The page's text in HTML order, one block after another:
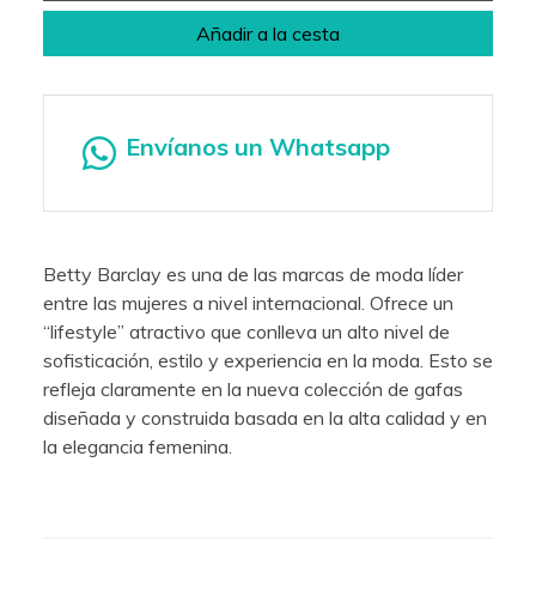
Añadir a la cesta
Envíanos un Whatsapp
Betty Barclay es una de las marcas de moda líder
entre las mujeres a nivel internacional. Ofrece un
“lifestyle” atractivo que conlleva un alto nivel de
sofisticación, estilo y experiencia en la moda. Esto se
refleja claramente en la nueva colección de gafas
diseñada y construida basada en la alta calidad y en
la elegancia femenina.